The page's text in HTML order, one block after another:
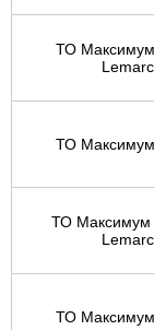
ТО
Lemarc
ТО
ТО Максимум
Lemarc
ТО